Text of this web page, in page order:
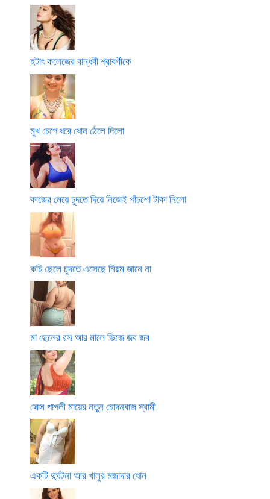
হটাৎ কলেজের বান্ধবী শ্রাবণীকে
মুখ চেপে ধরে ধোন ঠেলে দিলো
কাজের মেয়ে চুদতে দিয়ে নিজেই পাঁচশো টাকা নিলো
কচি ছেলে চুদতে এসেছে নিয়ম জানে না
মা ছেলের রস আর মালে ভিজে জব জব
সেক্স পাগলী মায়ের নতুন চোদনবাজ স্বামী
একটি দুর্ঘটনা আর খালুর মজাদার ধোন